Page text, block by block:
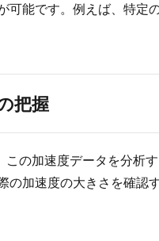
能です。例えば、特
把握
の加速度データを分析
加速度の大きさを確